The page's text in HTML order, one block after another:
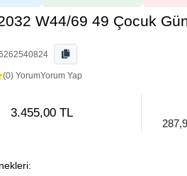
W44/69 49 Çocuk
(0) YorumYorum Yap
3.455,00 TL